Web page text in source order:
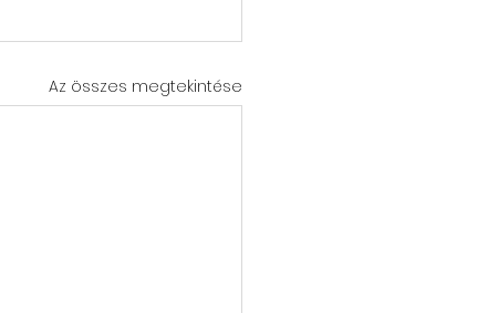
Az összes megtekintése